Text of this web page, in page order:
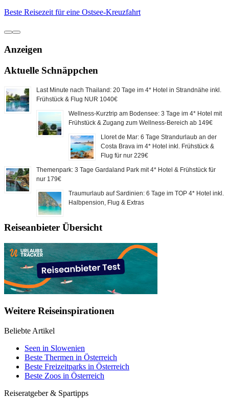
Beste Reisezeit für eine Ostsee-Kreuzfahrt
Anzeigen
Aktuelle Schnäppchen
Last Minute nach Thailand: 20 Tage im 4* Hotel in Strandnähe inkl.
Frühstück & Flug NUR 1040€
Wellness-Kurztrip am Bodensee: 3 Tage im 4* Hotel mit
Frühstück & Zugang zum Wellness-Bereich ab 149€
Lloret de Mar: 6 Tage Strandurlaub an der
Costa Brava im 4* Hotel inkl. Frühstück &
Flug für nur 229€
Themenpark: 3 Tage Gardaland Park mit 4* Hotel & Frühstück für
nur 179€
Traumurlaub auf Sardinien: 6 Tage im TOP 4* Hotel inkl.
Halbpension, Flug & Extras
Reiseanbieter Übersicht
Weitere Reiseinspirationen
Beliebte Artikel
Seen in Slowenien
Beste Thermen in Österreich
Beste Freizeitparks in Österreich
Beste Zoos in Österreich
Reiseratgeber & Spartipps